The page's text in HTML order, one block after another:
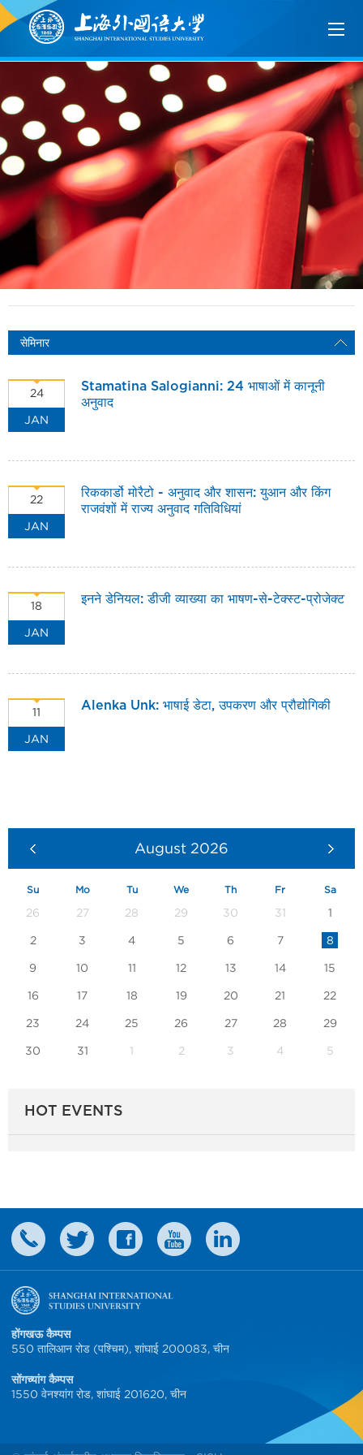
सेमिनार
24
JAN
Stamatina Salogianni: 24 भाषाओं में कानूनी
अनुवाद
22
JAN
रिककार्डो मोरैटो - अनुवाद और शासन: युआन और किंग
राजवंशों में राज्य अनुवाद गतिविधियां
18
JAN
इनने डेनियल: डीजी व्याख्या का भाषण-से-टेक्स्ट-प्रोजेक्ट
11
JAN
Alenka Unk: भाषाई डेटा, उपकरण और प्रौद्योगिकी
August 2026
Su Mo Tu We Th Fr Sa
26 27 28 29 30 31 1
2 3 4 5 6 7 8
9 10 11 12 13 14 15
16 17 18 19 20 21 22
23 24 25 26 27 28 29
30 31 1 2 3 4 5
HOT EVENTS
होंगखऊ कैम्पस
550 तालिआन रोड (पश्चिम), शांघाई 200083, चीन
सोंगच्यांग कैम्पस
1550 वेनश्यांग रोड, शांघाई 201620, चीन